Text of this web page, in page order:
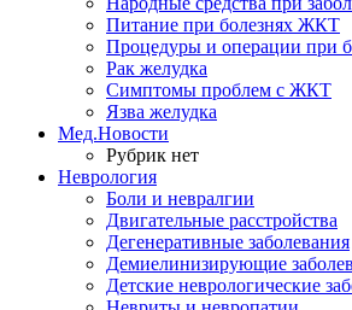
Питание при болезнях ЖКТ
Процедуры и операции при
Рак желудка
Симптомы проблем с ЖКТ
Язва желудка
Мед.Новости
Рубрик нет
Неврология
Боли и невралгии
Двигательные расстройства
Дегенеративные заболевания
Демиелинизирующие
Детские неврологические